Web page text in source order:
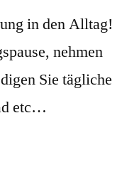
in den Alltag!
nehmen
Sie tägliche
etc…